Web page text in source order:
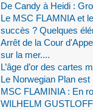
De Candy à Heidi :
Le MSC FLAMNIA et
succès ? Quelques
Arrêt de la Cour
sur la mer....
L’âge d’or des cartes
Le Norwegian Plan
MSC FLAMINIA : En
WILHELM